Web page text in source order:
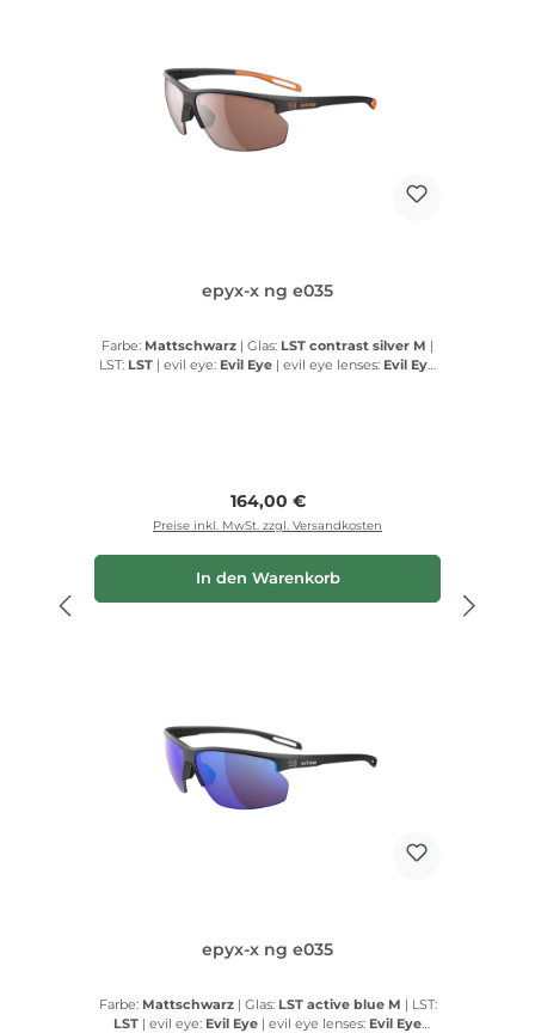
epyx-x ng e035
Farbe: Mattschwarz | Glas: LST contrast silver M |
LST: LST | evil eye: Evil Eye | evil eye lenses: Evil Eye
Regulärer Preis:
164,00 €
Preise inkl. MwSt. zzgl. Versandkosten
In den Warenkorb
epyx-x ng e035
Farbe: Mattschwarz | Glas: LST active blue M | LST:
LST | evil eye: Evil Eye | evil eye lenses: Evil Eye